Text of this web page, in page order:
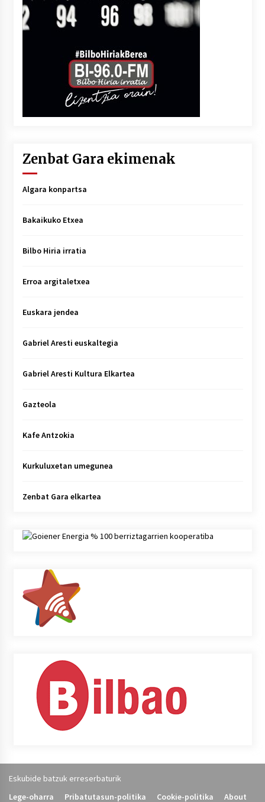
Zenbat Gara ekimenak
Algara konpartsa
Bakaikuko Etxea
Bilbo Hiria irratia
Erroa argitaletxea
Euskara jendea
Gabriel Aresti euskaltegia
Gabriel Aresti Kultura Elkartea
Gazteola
Kafe Antzokia
Kurkuluxetan umegunea
Zenbat Gara elkartea
Eskubide batzuk erreserbaturik
Lege-oharra
Pribatutasun-politika Cookie-politika About